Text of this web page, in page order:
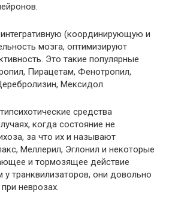
(координирующую и
мозга, оптимизируют
Это такие популярные
Пирацетам, Фенотропил,
Мексидол.
средства
когда состояние не
за что их и называют
Меллерил, Эглонил и некоторые
и тормозящее действие
у транквилизаторов, они довольно
неврозах.